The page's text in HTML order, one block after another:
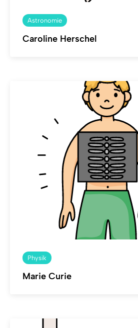
Astronomie
Caroline Herschel
Physik
Marie Curie